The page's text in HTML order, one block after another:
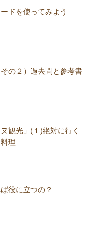
ドを使ってみよう
の２）過去問と参考書
観光」(１)絶対に行く
理
役に立つの？